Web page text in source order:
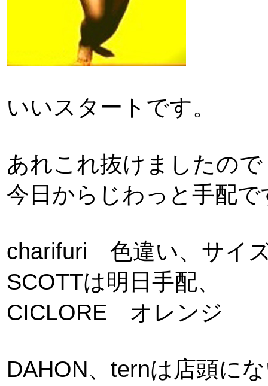
いいスタートです。
あれこれ抜けましたので
今日からじわっと手配で
charifuri 色違い、サイ
SCOTTは明日手配、
CICLORE オレンジ
DAHON、ternは店頭に